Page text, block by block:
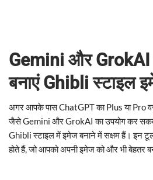
Gemini और GrokAI
बनाएं Ghibli स्टाइल
अगर आपके पास ChatGPT का Plus या Pro
जैसे Gemini और GrokAI का उपयोग कर
Ghibli स्टाइल में इमेज बनाने में सक्षम हैं। इन
होते हैं, जो आपको अपनी इमेज को और भी बेहतर